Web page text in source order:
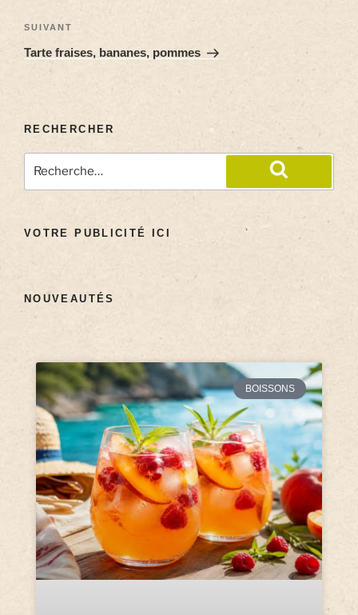
SUIVANT
Tarte fraises, bananes, pommes
RECHERCHER
VOTRE PUBLICITÉ ICI
NOUVEAUTÉS
BOISSONS